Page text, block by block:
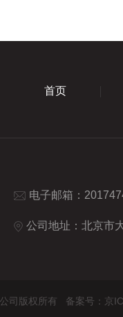
首页
电子邮箱：
公司地址：北京市
司版权所有 备案号：京